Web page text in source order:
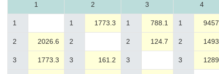
1 2 3 4
1 1 1773.3 1 788.1 1
2 2026.6 2 2 124.7 2
3 1773.3 3 161.2 3 3